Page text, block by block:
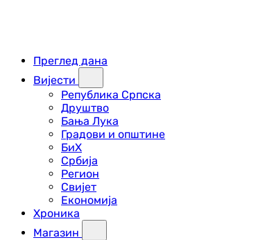
Преглед дана
Вијести
Република Српска
Друштво
Бања Лука
Градови и општине
БиХ
Србија
Регион
Свијет
Економија
Хроника
Магазин